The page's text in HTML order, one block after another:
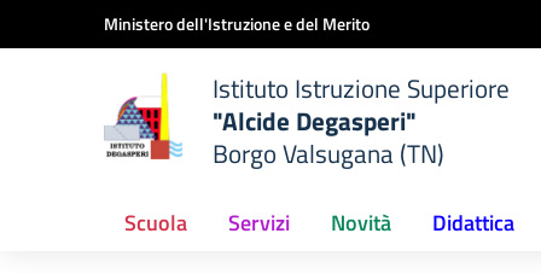
Vai ai contenuti
Vai al menu di navigazioneMinistero dell'Istruzione e del Merito
Istituto Istruzione Superiore
"Alcide Degasperi"
Borgo Valsugana (TN)
Scuola Servizi Novità Didattica